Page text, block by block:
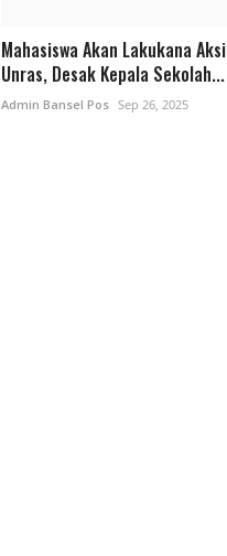
Mahasiswa Akan Lakukana Aksi
Unras, Desak Kepala Sekolah...
Admin Bansel Pos Sep 26, 2025